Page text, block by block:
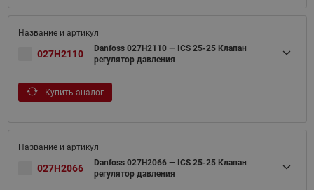
027H2110
Danfoss 027H2110 — ICS 25-25 Клапан
регулятор давления
Купить аналог
027H2066
Danfoss 027H2066 — ICS 25-25 Клапан
регулятор давления